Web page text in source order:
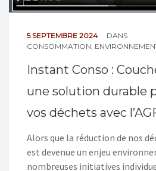
5 SEPTEMBRE 2024
DANS
CONSOMMATION
Instant Conso :
une solution durable
vos déchets avec
Alors que la réduction de nos
est devenue un enjeu
nombreuses initiatives